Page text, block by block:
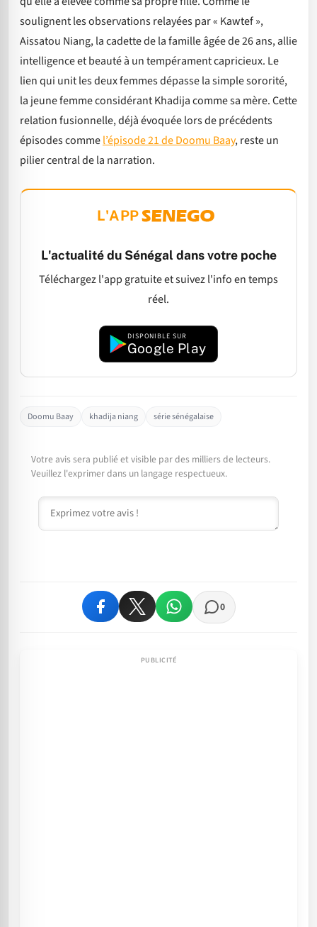
soulignent les observations relayées par « Kawtef »,
Aissatou Niang, la cadette de la famille âgée de 26 ans, allie
intelligence et beauté à un tempérament capricieux. Le
lien qui unit les deux femmes dépasse la simple sororité,
la jeune femme considérant Khadija comme sa mère. Cette
relation fusionnelle, déjà évoquée lors de précédents
épisodes commel’épisode 21 de Doomu Baay, reste un
pilier central de la narration.
L'APP
L'actualité du Sénégal dans votre poche
Téléchargez l'app gratuite et suivez l'info en temps
réel.
DISPONIBLE SUR
Google Play
Doomu Baay khadija niang série sénégalaise
Votre avis sera publié et visible par des milliers de lecteurs.
Veuillez l'exprimer dans un langage respectueux.
Commentaire
0